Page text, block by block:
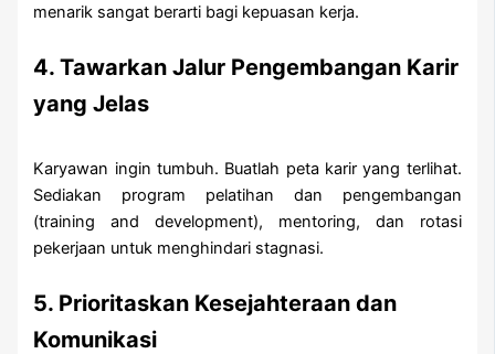
menarik sangat berarti bagi kepuasan kerja.
4. Tawarkan Jalur Pengembangan Karir
yang Jelas
Karyawan ingin tumbuh. Buatlah peta karir yang terlihat.
Sediakan program pelatihan dan pengembangan
(training and development), mentoring, dan rotasi
pekerjaan untuk menghindari stagnasi.
5. Prioritaskan Kesejahteraan dan
Komunikasi